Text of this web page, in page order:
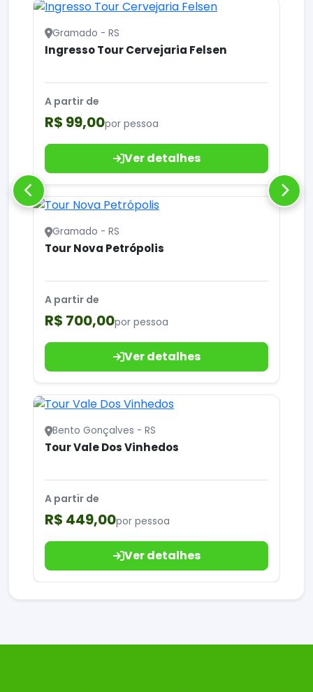
Gramado - RS
Ingresso Tour Cervejaria Felsen
A partir de
R$ 99,00por pessoa
Ver detalhes
Gramado - RS
Tour Nova Petrópolis
A partir de
R$ 700,00por pessoa
Ver detalhes
Bento Gonçalves - RS
Tour Vale Dos Vinhedos
A partir de
R$ 449,00por pessoa
Ver detalhes